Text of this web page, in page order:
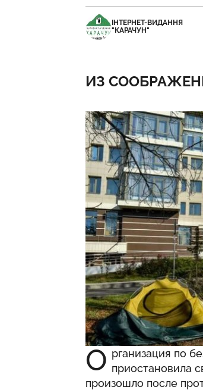
ІНТЕРНЕТ-ВИДАННЯ
"КАРАЧУН"
ИЗ
О рганизация по
приостановила
произошло после